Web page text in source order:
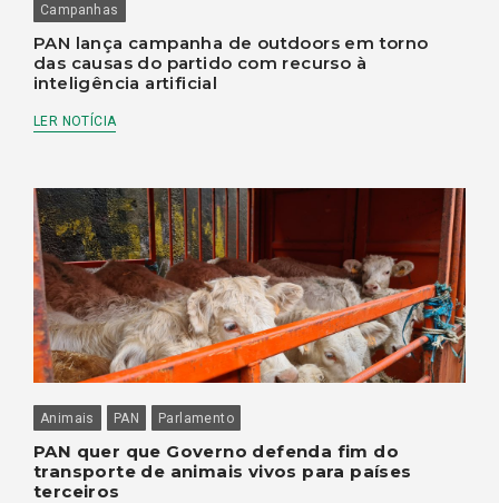
Campanhas
PAN lança campanha de outdoors em torno
das causas do partido com recurso à
inteligência artificial
LER NOTÍCIA
Animais PAN Parlamento
PAN quer que Governo defenda fim do
transporte de animais vivos para países
terceiros